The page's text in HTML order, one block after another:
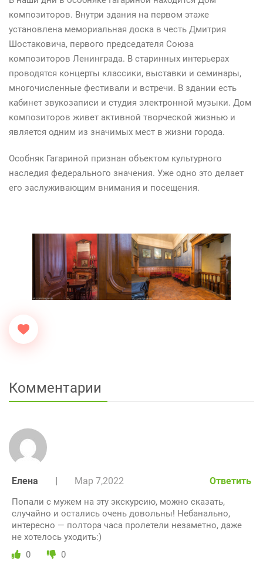
композиторов. Внутри здания на первом этаже
установлена мемориальная доска в честь Дмитрия
Шостаковича, первого председателя Союза
композиторов Ленинграда. В старинных интерьерах
проводятся концерты классики, выставки и семинары,
многочисленные фестивали и встречи. В здании есть
кабинет звукозаписи и студия электронной музыки. Дом
композиторов живет активной творческой жизнью и
является одним из значимых мест в жизни города.
Особняк Гагариной признан объектом культурного
наследия федерального значения. Уже одно это делает
его заслуживающим внимания и посещения.
Комментарии
Елена | Мар 7,2022 Ответить
Попали с мужем на эту экскурсию, можно сказать,
случайно и остались очень довольны! Небанально,
интересно — полтора часа пролетели незаметно, даже
не хотелось уходить:)
0
0